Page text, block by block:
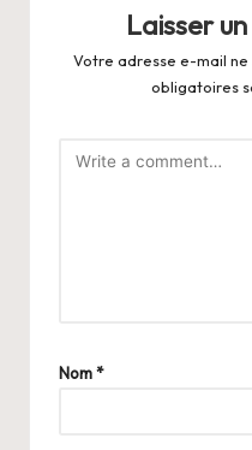
Laisser
Votre adresse e-mail ne
obligatoires
Nom*